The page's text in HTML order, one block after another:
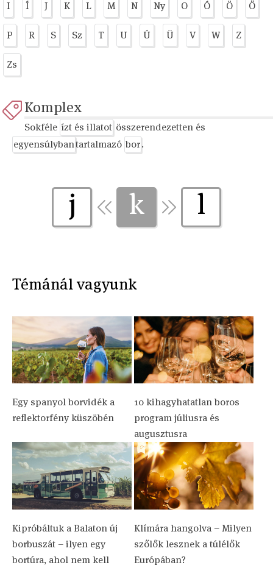
I Í J K L M N Ny O Ó Ö Ő
P R S Sz T U Ú Ü V W Z
Zs
Komplex
Sokféle ízt és illatot összerendezetten és
egyensúlybantartalmazó bor.
j k l
Témánál vagyunk
Egy spanyol borvidék a
reflektorfény küszöbén
10 kihagyhatatlan boros
program júliusra és
augusztusra
Kipróbáltuk a Balaton új
borbuszát – ilyen egy
bortúra, ahol nem kell
Klímára hangolva – Milyen
szőlők lesznek a túlélők
Európában?